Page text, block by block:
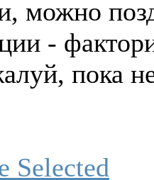
можно
-
пока